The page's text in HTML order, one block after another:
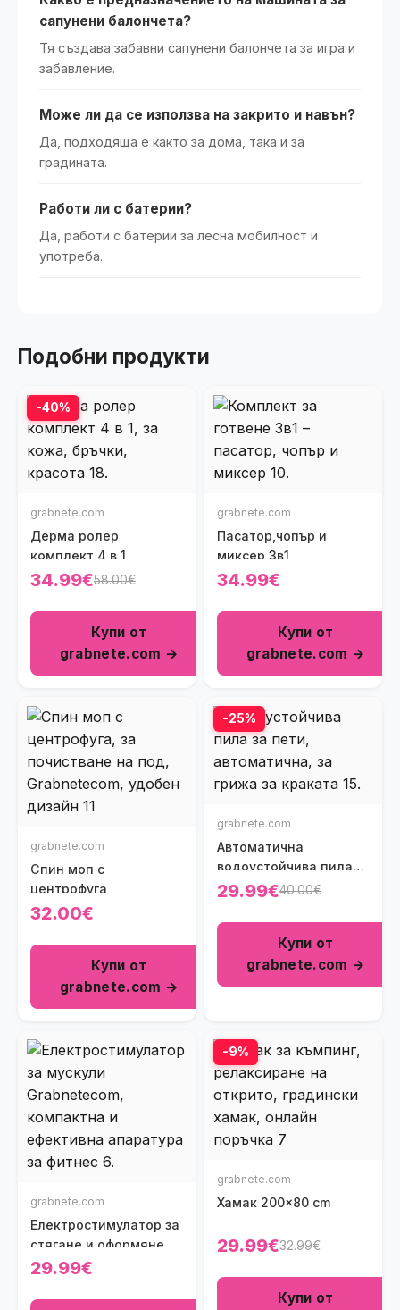
сапунени балончета?
Тя създава забавни сапунени балончета за игра и
забавление.
Може ли да се използва на закрито и навън?
Да, подходяща е както за дома, така и за
градината.
Работи ли с батерии?
Да, работи с батерии за лесна мобилност и
употреба.
Подобни продукти
-40%
grabnete.com
Дерма ролер
комплект 4 в 1
34.99€58.00€
Купи от
grabnete.com →
grabnete.com
Пасатор,чопър и
миксер 3в1
34.99€
Купи от
grabnete.com →
grabnete.com
Спин моп с
центрофуга
32.00€
Купи от
grabnete.com →
-25%
grabnete.com
Автоматична
водоустойчива пила
за пети Step Pedi
29.99€40.00€
Купи от
grabnete.com →
grabnete.com
Електростимулатор за
стягане и оформяне
на мускули
29.99€
-9%
grabnete.com
Хамак 200x80 cm
29.99€32.99€
Купи от